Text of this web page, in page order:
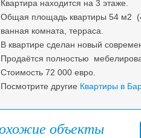
Квартира находится на 3 этаже.
Общая площадь квартиры 54 м2
ванная комната, терраса.
В квартире сделан новый
Продаётся полностью
Стоимость 72 000 евро.
Посмотрите другие Квартиры в
объекты